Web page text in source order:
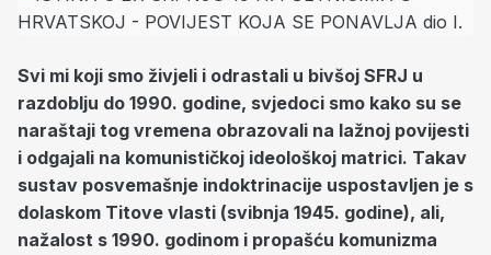
Svi mi koji smo živjeli i odrastali u bivšoj SFRJ u
razdoblju do 1990. godine, svjedoci smo kako su se
naraštaji tog vremena obrazovali na lažnoj povijesti
i odgajali na komunističkoj ideološkoj matrici. Takav
sustav posvemašnje indoktrinacije uspostavljen je s
dolaskom Titove vlasti (svibnja 1945. godine), ali,
nažalost s 1990. godinom i propašću komunizma